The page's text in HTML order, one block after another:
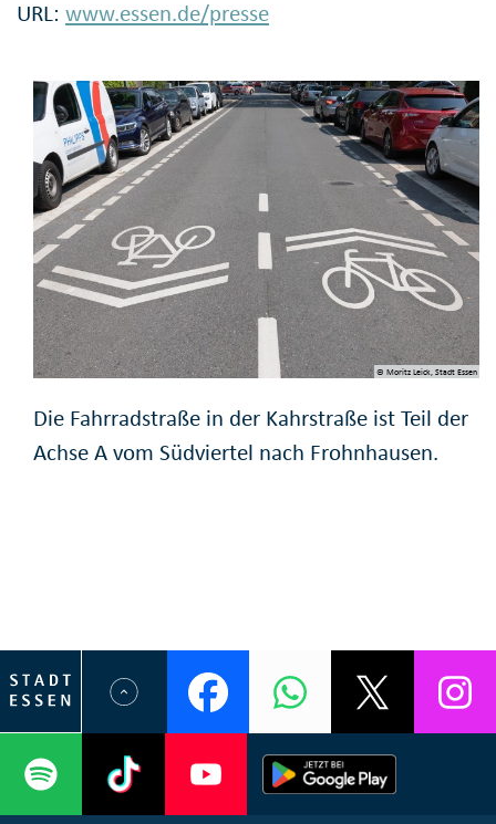
URL: www.essen.de/presse
© Moritz Leick, Stadt Essen
Die Fahrradstraße in der Kahrstraße ist Teil der
Achse A vom Südviertel nach Frohnhausen.